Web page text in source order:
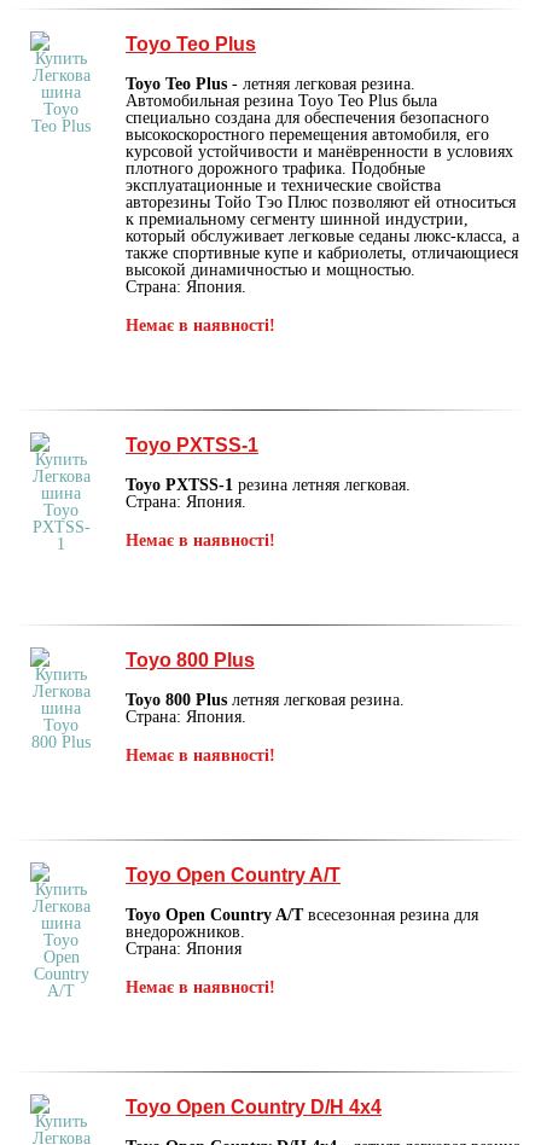
Toyo Teo Plus
Toyo Teo Plus - летняя легковая резина.
Автомобильная резина Toyo Teo Plus была
специально создана для обеспечения безопасного
высокоскоростного перемещения автомобиля, его
курсовой устойчивости и манёвренности в условиях
плотного дорожного трафика. Подобные
эксплуатационные и технические свойства
авторезины Тойо Тэо Плюс позволяют ей относиться
к премиальному сегменту шинной индустрии,
который обслуживает легковые седаны люкс-класса, а
также спортивные купе и кабриолеты, отличающиеся
высокой динамичностью и мощностью.
Страна: Япония.
Немає в наявності!
Toyo PXTSS-1
Toyo PXTSS-1 резина летняя легковая.
Страна: Япония.
Немає в наявності!
Toyo 800 Plus
Toyo 800 Plus летняя легковая резина.
Страна: Япония.
Немає в наявності!
Toyo Open Country A/T
Toyo Open Country A/Tвсесезонная резина для
внедорожников.
Страна: Япония
Немає в наявності!
Toyo Open Country D/H 4x4